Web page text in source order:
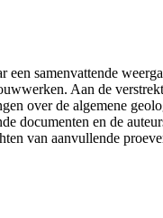
samenvattende
Aan de
over de algemene
documenten en de
van aanvullende